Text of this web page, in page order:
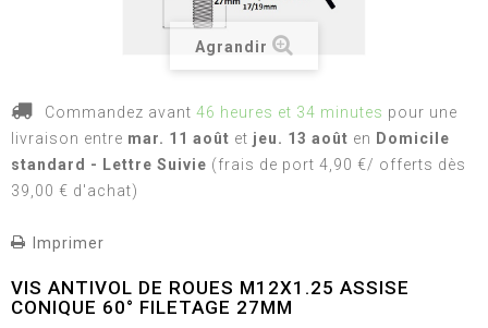
Agrandir
Commandez avant 46 heures et 34 minutes pour une
livraison entre mar. 11 août et jeu. 13 août en Domicile
standard - Lettre Suivie (frais de port 4,90 €/ offerts dès
39,00 € d'achat)
Imprimer
VIS ANTIVOL DE ROUES M12X1.25 ASSISE
CONIQUE 60° FILETAGE 27MM